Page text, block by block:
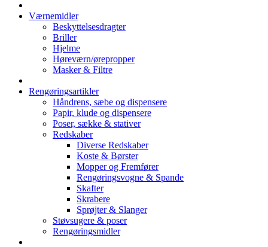
Værnemidler
Beskyttelsesdragter
Briller
Hjelme
Høreværn/ørepropper
Masker & Filtre
Rengøringsartikler
Håndrens, sæbe og dispensere
Papir, klude og dispensere
Poser, sække & stativer
Redskaber
Diverse Redskaber
Koste & Børster
Mopper og Fremfører
Rengøringsvogne & Spande
Skafter
Skrabere
Sprøjter & Slanger
Støvsugere & poser
Rengøringsmidler